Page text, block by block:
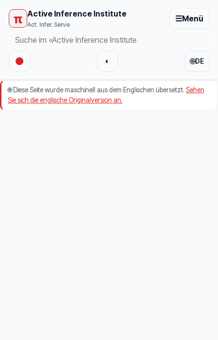
π Active Inference Institute
Act. Infer. Serve.
☰Menü
🌐DE
◐
🌐Diese Seite wurde maschinell aus dem Englischen übersetzt. Sehen
Sie sich die englische Originalversion an.